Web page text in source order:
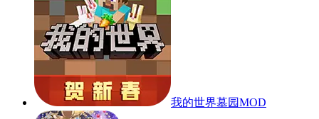
我的世界墓园MOD